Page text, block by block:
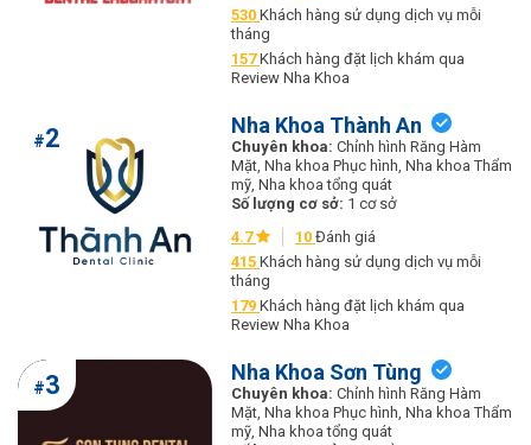
530 Khách hàng sử dụng dịch vụ mỗi
tháng
157Khách hàng đặt lịch khám qua
Review Nha Khoa
#2 Nha Khoa Thành An
Chuyên khoa: Chỉnh hình Răng Hàm
Mặt, Nha khoa Phục hình, Nha khoa Thẩm
mỹ, Nha khoa tổng quát
Số lượng cơ sở: 1 cơ sở
4.7
10 Đánh giá
415 Khách hàng sử dụng dịch vụ mỗi
tháng
179 Khách hàng đặt lịch khám qua
Review Nha Khoa
#3 Nha Khoa Sơn Tùng
Chuyên khoa: Chỉnh hình Răng Hàm
Mặt, Nha khoa Phục hình, Nha khoa Thẩm
mỹ, Nha khoa tổng quát